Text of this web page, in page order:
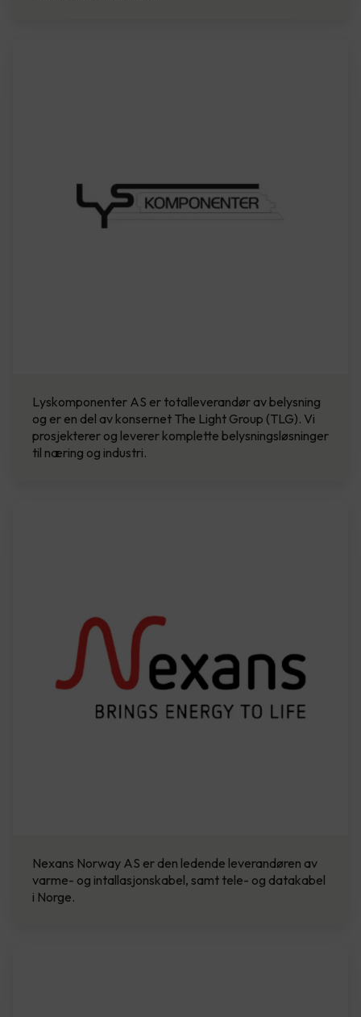
Lyskomponenter AS er totalleverandør av belysning
og er en del av konsernet The Light Group (TLG). Vi
prosjekterer og leverer komplette belysningsløsninger
til næring og industri.
Nexans Norway AS er den ledende leverandøren av
varme- og intallasjonskabel, samt tele- og datakabel
i Norge.